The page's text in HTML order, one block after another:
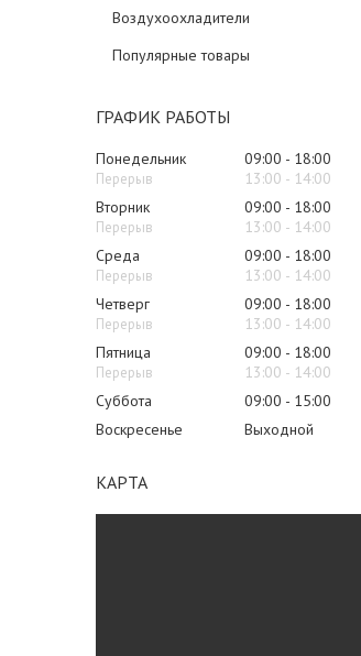
Воздухоохладители
Популярные товары
ГРАФИК РАБОТЫ
Понедельник 09:00
18:00
13:00
14:00
Вторник
09:00
18:00
13:00
14:00
Среда
09:00
18:00
13:00
14:00
Четверг
09:00
18:00
13:00
14:00
Пятница
09:00
18:00
13:00
14:00
Суббота
09:00
15:00
Воскресенье
Выходной
КАРТА